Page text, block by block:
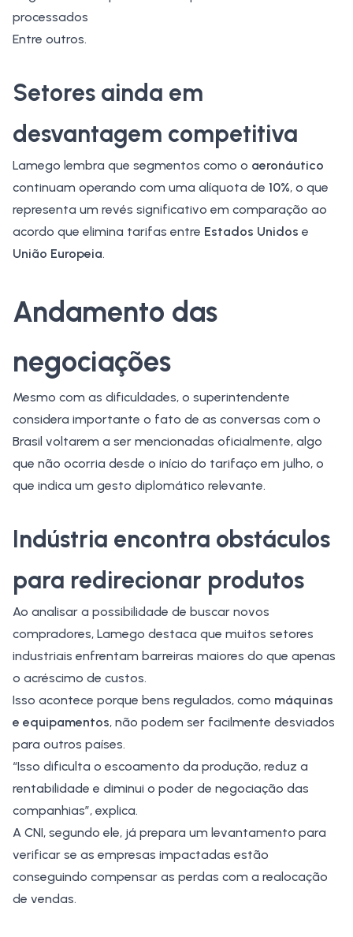
processados
Entre outros.
Setores ainda em
desvantagem competitiva
Lamego lembra que segmentos como o aeronáutico
continuam operando com uma alíquota de 10%, o que
representa um revés significativo em comparação ao
acordo que elimina tarifas entre Estados Unidos e
União Europeia.
Andamento das
negociações
Mesmo com as dificuldades, o superintendente
considera importante o fato de as conversas com o
Brasil voltarem a ser mencionadas oficialmente, algo
que não ocorria desde o início do tarifaço em julho, o
que indica um gesto diplomático relevante.
Indústria encontra obstáculos
para redirecionar produtos
Ao analisar a possibilidade de buscar novos
compradores, Lamego destaca que muitos setores
industriais enfrentam barreiras maiores do que apenas
o acréscimo de custos.
Isso acontece porque bens regulados, como máquinas
e equipamentos, não podem ser facilmente desviados
para outros países.
“Isso dificulta o escoamento da produção, reduz a
rentabilidade e diminui o poder de negociação das
companhias”, explica.
A CNI, segundo ele, já prepara um levantamento para
verificar se as empresas impactadas estão
conseguindo compensar as perdas com a realocação
de vendas.